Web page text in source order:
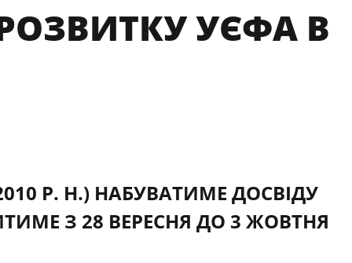
УЄФА В
Р. Н.) НАБУВАТИМЕ ДОСВІДУ
З 28 ВЕРЕСНЯ ДО 3 ЖОВТНЯ